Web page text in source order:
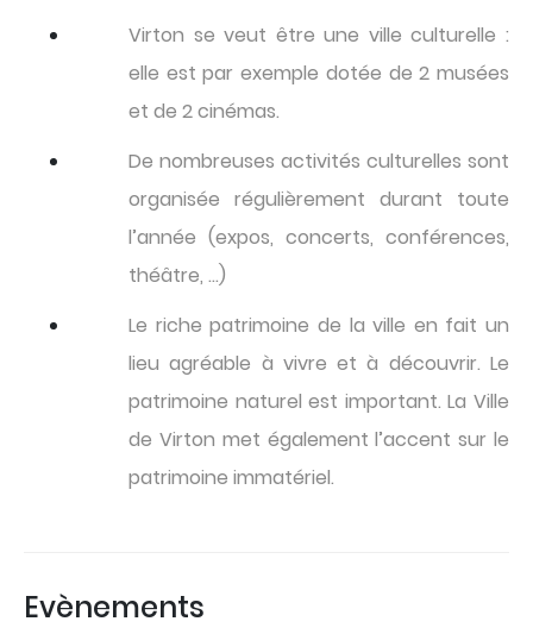
Virton se veut être une ville culturelle :
elle est par exemple dotée de 2 musées
et de 2 cinémas.
De nombreuses activités culturelles sont
organisée régulièrement durant toute
l’année (expos, concerts, conférences,
théâtre, …)
Le riche patrimoine de la ville en fait un
lieu agréable à vivre et à découvrir. Le
patrimoine naturel est important. La Ville
de Virton met également l’accent sur le
patrimoine immatériel.
Evènements